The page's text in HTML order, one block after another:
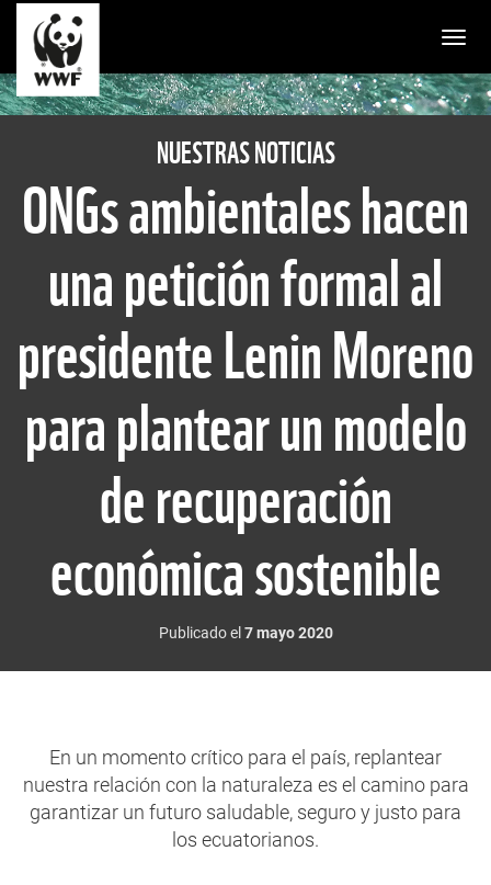
NUESTRAS NOTICIAS
ONGs ambientales hacen
una petición formal al
presidente Lenin Moreno
para plantear un modelo
de recuperación
económica sostenible
Publicado el 7 mayo 2020
En un momento crítico para el país, replantear
nuestra relación con la naturaleza es el camino para
garantizar un futuro saludable, seguro y justo para
los ecuatorianos.